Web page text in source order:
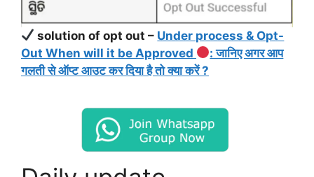
solution of opt out – Under process & Opt-
Out When will it be Approved
: जानिए अगर आप
गलती से ऑप्ट आउट कर दिया है तो क्या करें ?